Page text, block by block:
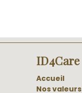
ID4Care
Accueil
Nos valeurs